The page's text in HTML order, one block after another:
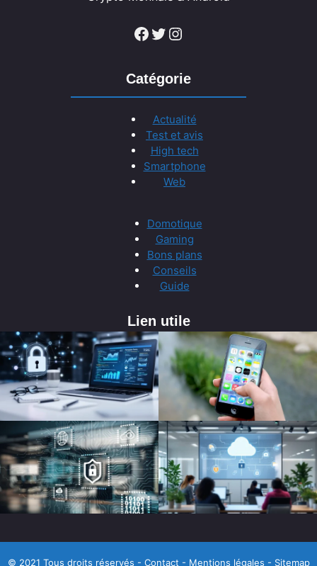
Facebook Twitter Instagram
Catégorie
Actualité
Test et avis
High tech
Smartphone
Web
Domotique
Gaming
Bons plans
Conseils
Guide
Lien utile
© 2021 Tous droits réservés - Contact - Mentions légales - Sitemap